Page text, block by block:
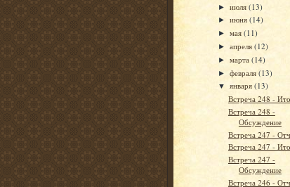
►июля(13)
►июня(14)
►мая(11)
►апреля(12)
►марта(14)
►февраля(13)
▼января(13)
Встреча 248 -
Встреча 248 -
Обсуждение
Встреча 247 -
Встреча 247 -
Встреча 247 -
Обсуждение
Встреча 246 -